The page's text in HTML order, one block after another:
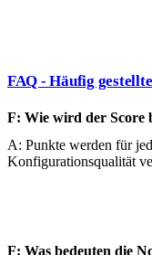
FAQ - Häufig
F: Wie wird der Score
A: Punkte werden für
Konfigurationsqualität
F: Was bedeuten die